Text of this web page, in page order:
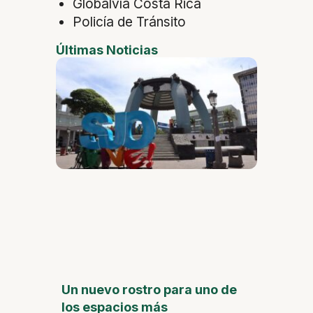
Globalvía Costa Rica
Policía de Tránsito
Últimas Noticias
Un nuevo rostro para uno de
los espacios más